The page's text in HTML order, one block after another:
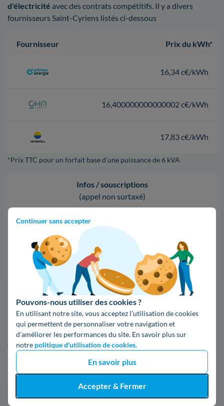
Continuer sans accepter
Pouvons-nous utiliser des cookies ?
En utilisant notre site, vous acceptez l’utilisation de cookies
qui permettent de personnaliser votre navigation et
d’améliorer les performances du site. En savoir plus sur
notre politique d'utilisation de cookies.
En savoir plus
Accepter & Fermer
d'électricité avec des contrats compétitifs. Il y a divers
fournisseurs Saint-Cyriens listés ci-dessous
Fournisseur Prix du kWh*
16,34 c€/kWh
16,400000000000002 c€/kWh
17,83 c€/kWh
*Prix TTC pour un forfait base d’une puissance de 6 kVA
Infos / souscriptions
(appel non surtaxé)
09 78 46 71 74
Comparer les offres
5. Tout ce qu'il faut connaître d'Enedis
à Saint-Cyr-l'École
Vous pouvez en apprendre davantage sur Enedis,
notamment où trouver une agence et comment faire une
réclamation, dans les paragraphes suivants.
Où se situe l'agence Enedis à Saint-Cyr-l'École ?